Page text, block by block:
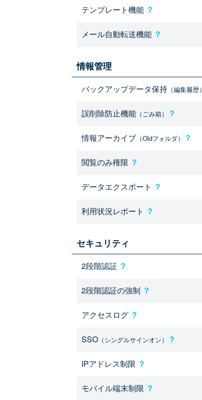
テンプレート機能 ？
メール自動転送機能 ？
情報管理
バックアップデータ保持 （編集履歴）
誤削除防止機能 （ごみ箱） ？
情報アーカイブ （Oldフォルダ） ？
閲覧のみ権限 ？
データエクスポート ？
利用状況レポート ？
セキュリティ
2段階認証 ？
2段階認証の強制 ？
アクセスログ ？
SSO （シングルサインオン） ？
IPアドレス制限 ？
モバイル端末制限 ？